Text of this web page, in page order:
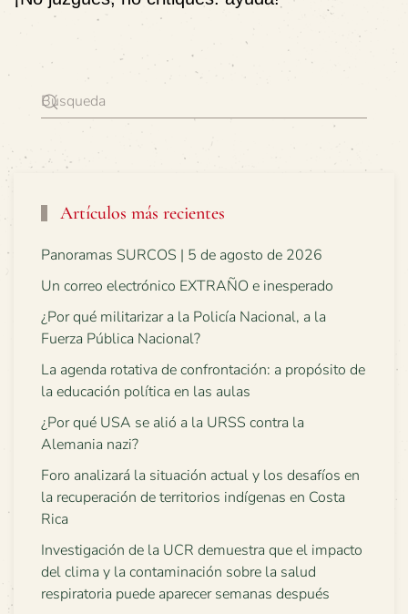
Artículos más recientes
Panoramas SURCOS | 5 de agosto de 2026
Un correo electrónico EXTRAÑO e inesperado
¿Por qué militarizar a la Policía Nacional, a la
Fuerza Pública Nacional?
La agenda rotativa de confrontación: a propósito de
la educación política en las aulas
¿Por qué USA se alió a la URSS contra la
Alemania nazi?
Foro analizará la situación actual y los desafíos en
la recuperación de territorios indígenas en Costa
Rica
Investigación de la UCR demuestra que el impacto
del clima y la contaminación sobre la salud
respiratoria puede aparecer semanas después